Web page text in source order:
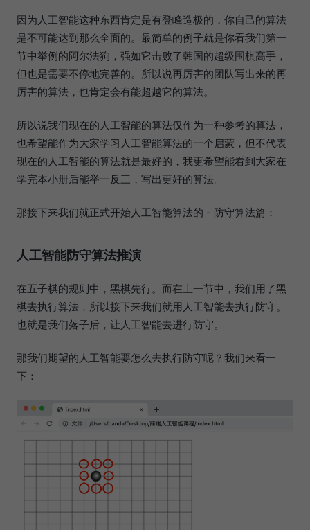
因为人工智能这种东西肯定是有登峰造极的，你自己的算法
是不可能达到那么全面的。最简单的例子就是你看我们第一
节中举例的阿尔法狗，强如它击败了韩国的超级围棋高手，
但也是需要不停地完善的。所以说再厉害的团队写出来的再
厉害的算法，也肯定会有能超越它的算法。
所以说我们现在的人工智能的算法仅作为一种参考的算法，
也希望能作为大家学习人工智能算法的一个启蒙，但不代表
现在的人工智能的算法就是最好的，我更希望能看到大家在
学完本小册后能举一反三，写出更好的算法。
那接下来我们就正式开始人工智能算法的 - 防守算法篇：
人工智能防守算法推演
在五子棋的规则中，黑棋先行。而在上一节中，我们用了黑
棋去执行算法，所以接下来我们就用人工智能去执行防守。
也就是我们落子后，让人工智能去进行防守。
那我们期望的人工智能要怎么去执行防守呢？我们来看一
下：